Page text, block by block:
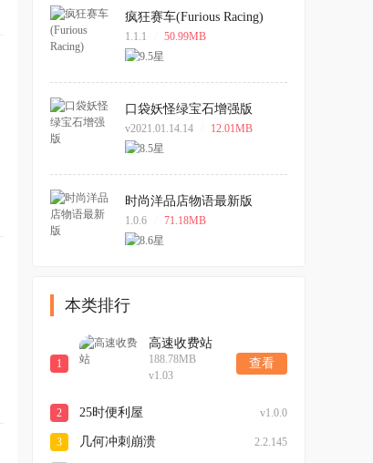
疯狂赛车(Furious Racing)
1.1.1 50.99MB
口袋妖怪绿宝石增强版
v2021.01.14.14 12.01MB
时尚洋品店物语最新版
1.0.6 71.18MB
本类排行
1
高速收费站
188.78MB
v1.03
查看
2 25时便利屋 v1.0.0
3 几何冲刺崩溃 2.2.145